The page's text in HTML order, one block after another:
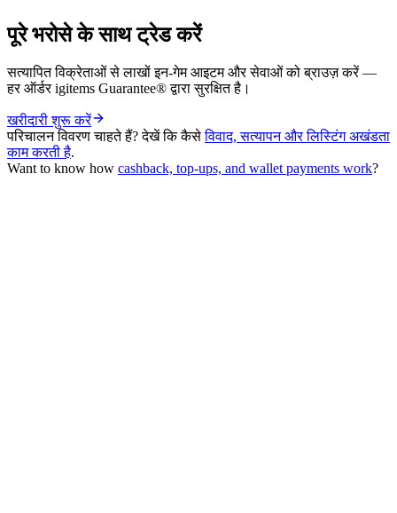
पूरे भरोसे के साथ ट्रेड करें
सत्यापित विक्रेताओं से लाखों इन-गेम आइटम और सेवाओं को ब्राउज़ करें —
हर ऑर्डर igitems Guarantee® द्वारा सुरक्षित है।
खरीदारी शुरू करें
परिचालन विवरण चाहते हैं? देखें कि कैसेविवाद, सत्यापन और लिस्टिंग अखंडता
काम करती है.
Want to know how cashback, top-ups, and wallet payments work?